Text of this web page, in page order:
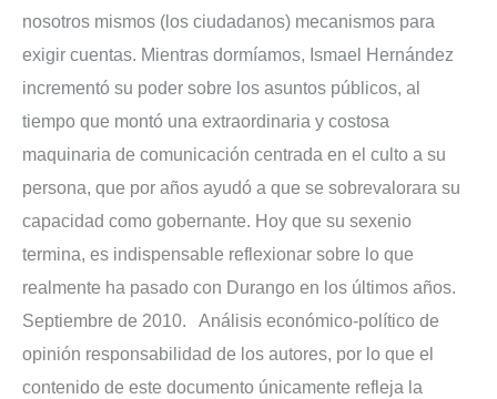
nosotros mismos (los ciudadanos) mecanismos para
exigir cuentas. Mientras dormíamos, Ismael Hernández
incrementó su poder sobre los asuntos públicos, al
tiempo que montó una extraordinaria y costosa
maquinaria de comunicación centrada en el culto a su
persona, que por años ayudó a que se sobrevalorara su
capacidad como gobernante. Hoy que su sexenio
termina, es indispensable reflexionar sobre lo que
realmente ha pasado con Durango en los últimos años.
Septiembre de 2010. Análisis económico-político de
opinión responsabilidad de los autores, por lo que el
contenido de este documento únicamente refleja la